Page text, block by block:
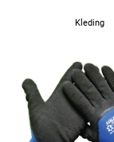
Kleding